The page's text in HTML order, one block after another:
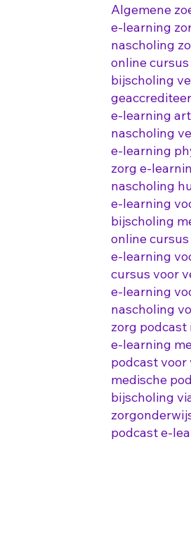
Algemene
e-learning
nascholing
online
bijscholing
e-learning
nascholing
e-learning
zorg e-
nascholing
e-learning
bijscholing
online
e-learning
cursus voor
e-learning
nascholing
zorg podcast
e-learning
podcast
medische
bijscholing
podcast e-